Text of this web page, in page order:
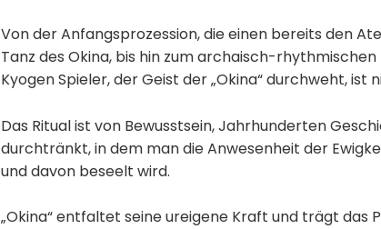
Von der Anfangsprozession, die einen bereits den
Tanz des Okina, bis hin zum archaisch-
Kyogen Spieler, der Geist der „Okina“ durchweht, ist
Das Ritual ist von Bewusstsein, Jahrhunderten
durchtränkt, in dem man die Anwesenheit der
und davon beseelt wird.
„Okina“ entfaltet seine ureigene Kraft und trägt das